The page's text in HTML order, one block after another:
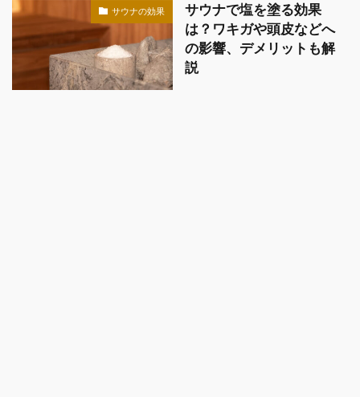
サウナの効果
サウナで塩を塗る効果
は？ワキガや頭皮などへ
の影響、デメリットも解
説